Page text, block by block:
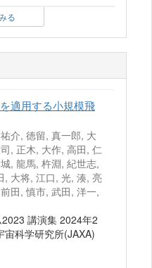
る
適用する小規模飛
介, 徳留, 真一郎, 大
, 正木, 大作, 高田, 仁
, 龍馬, 杵淵, 紀世志,
, 大将, 江口, 光, 湊, 亮
田, 慎市, 武田, 洋一,
講演集 2024年2
宙科学研究所(JAXA)